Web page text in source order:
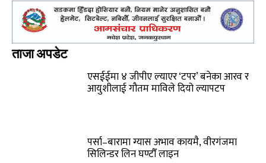
ताजा अपडेट
एसईईमा ४ जीपीए ल्याएर ‘टपर’ बनेका आरव र
आयुशीलाई गौतम माविले दियो ल्यापटप
पर्सा–बारामा ग्यास अभाव कायमै, वीरगंजमा
सिलिन्डर लिन घण्टौँ लाइन